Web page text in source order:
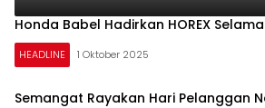
Honda Babel Hadirkan HOREX
HEADLINE 1 Oktober 2025
Semangat Rayakan Hari Pelanggan